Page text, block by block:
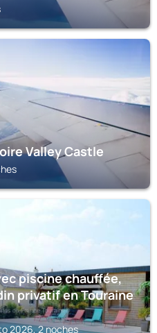
Valley Castle
piscine chauffée,
privatif en Touraine
2026, 2 noches